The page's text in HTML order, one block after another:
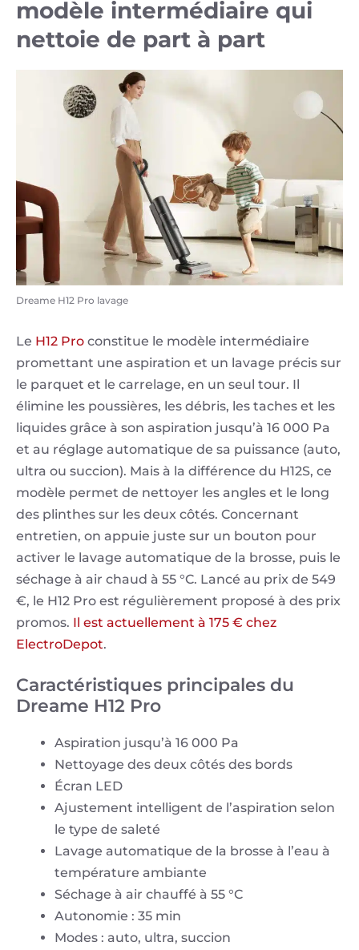
modèle intermédiaire qui
nettoie de part à part
Dreame H12 Pro lavage
Le H12 Pro constitue le modèle intermédiaire
promettant une aspiration et un lavage précis sur
le parquet et le carrelage, en un seul tour. Il
élimine les poussières, les débris, les taches et les
liquides grâce à son aspiration jusqu’à 16 000 Pa
et au réglage automatique de sa puissance (auto,
ultra ou succion). Mais à la différence du H12S, ce
modèle permet de nettoyer les angles et le long
des plinthes sur les deux côtés. Concernant
entretien, on appuie juste sur un bouton pour
activer le lavage automatique de la brosse, puis le
séchage à air chaud à 55 °C. Lancé au prix de 549
€, le H12 Pro est régulièrement proposé à des prix
promos. Il est actuellement à 175 € chez
ElectroDepot.
Caractéristiques principales du
Dreame H12 Pro
Aspiration jusqu’à 16 000 Pa
Nettoyage des deux côtés des bords
Écran LED
Ajustement intelligent de l’aspiration selon
le type de saleté
Lavage automatique de la brosse à l’eau à
température ambiante
Séchage à air chauffé à 55 °C
Autonomie : 35 min
Modes : auto, ultra, succion